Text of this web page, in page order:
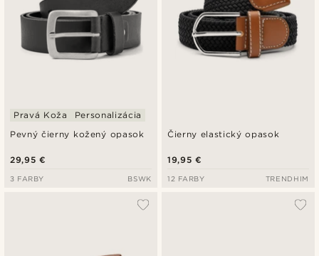
Pevný čierny kožený opasok
Pravá Koža Personalizácia
29,95 €
3 FARBY BSWK
Čierny elastický opasok
19,95 €
12 FARBY TRENDHIM